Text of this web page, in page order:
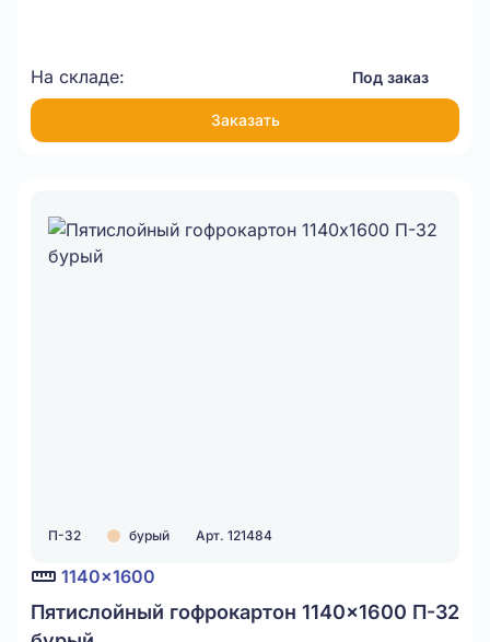
На складе: Под заказ
Заказать
П-32 бурый Арт. 121484
1140x1600
Пятислойный гофрокартон 1140x1600 П-32